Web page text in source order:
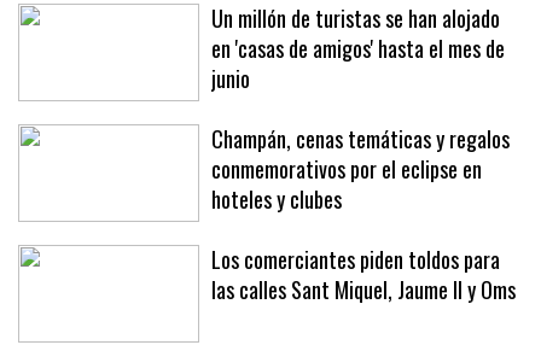
Un millón de turistas se han alojado
en 'casas de amigos' hasta el mes de
junio
Champán, cenas temáticas y regalos
conmemorativos por el eclipse en
hoteles y clubes
Los comerciantes piden toldos para
las calles Sant Miquel, Jaume II y Oms